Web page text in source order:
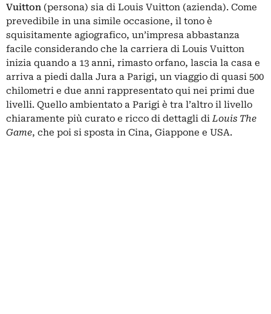
Vuitton (persona) sia di Louis Vuitton (azienda). Come
prevedibile in una simile occasione, il tono è
squisitamente agiografico, un’impresa abbastanza
facile considerando che la carriera di Louis Vuitton
inizia quando a 13 anni, rimasto orfano, lascia la casa e
arriva a piedi dalla Jura a Parigi, un viaggio di quasi 500
chilometri e due anni rappresentato qui nei primi due
livelli. Quello ambientato a Parigi è tra l’altro il livello
chiaramente più curato e ricco di dettagli diLouis The
Game, che poi si sposta in Cina, Giappone e USA.